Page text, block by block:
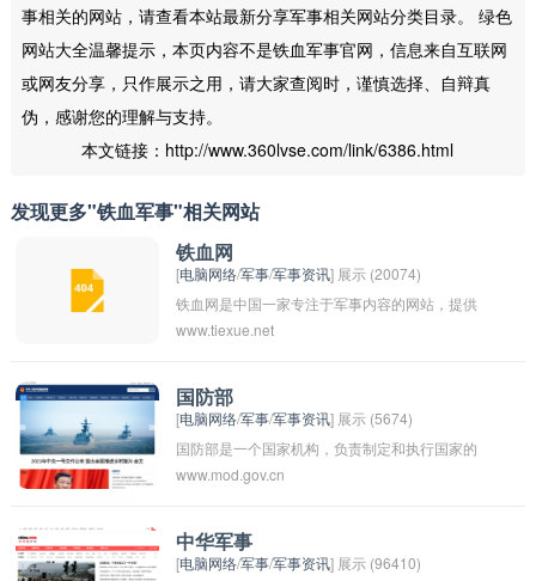
事相关的网站，请查看本站最新分享军事相关网站分类目录。 绿色
网站大全温馨提示，本页内容不是铁血军事官网，信息来自互联网
或网友分享，只作展示之用，请大家查阅时，谨慎选择、自辩真
伪，感谢您的理解与支持。
本文链接：http://www.360lvse.com/link/6386.html
发现更多"铁血军事"相关网站
铁血网
[电脑网络/军事/军事资讯] 展示 (20074)
铁血网是中国一家专注于军事内容的网站，提供
军事新闻、军事论坛、军事图片等服务，让用户
家，军事的圈，是中国最具影响力的军事类网站
之一。
www.tiexue.net
国防部
[电脑网络/军事/军事资讯] 展示 (5674)
国防部是一个国家机构，负责制定和执行国家的
国防政策、维护国家的安全和防卫、管理军队等
织结构，但其基本职能大致相同。国防部通常由
国防部长领导，下设多个部门和机构来负责具体
www.mod.gov.cn
中华军事
[电脑网络/军事/军事资讯] 展示 (96410)